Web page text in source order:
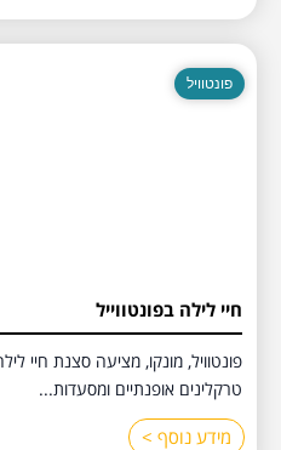
פונטוויל
חיי לילה בפונטווייל
פונטוויל, מונקו, מציעה סצנת חיי
טרקלינים אופנתיים ומסעדות...
מידע נוסף >